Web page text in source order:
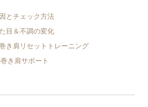
とチェック方法
目＆不調の変化
き肩リセットトレーニング
き肩サポート